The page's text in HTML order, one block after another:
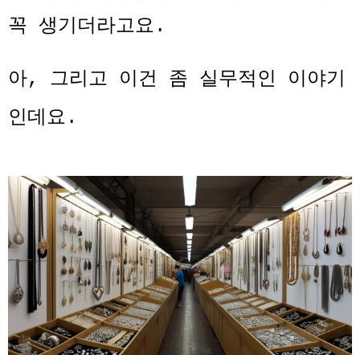
꼭 생기더라고요.
아, 그리고 이건 좀 실무적인 이야기
인데요.